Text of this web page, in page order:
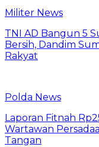
Militer News
TNI AD Bangun 5
Bersih, Dandim
Rakyat
Polda News
Laporan Fitnah
Wartawan
Tangan